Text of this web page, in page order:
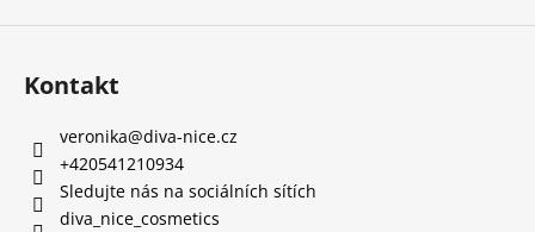
v
Kontakt
veronika@diva-nice.cz
+420541210934
Sledujte nás na sociálních sítích
diva_nice_cosmetics